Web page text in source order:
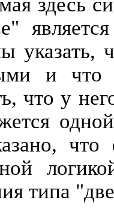
указать,
и что
что у
что
типа